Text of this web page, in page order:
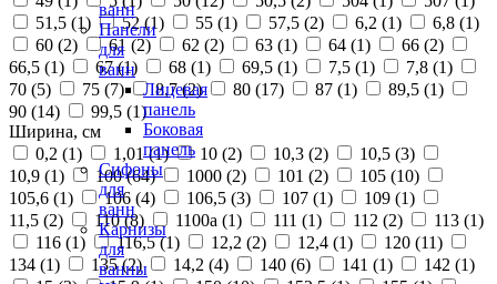
ванн
Панели
для
ванн
Лицевая
панель
Боковая
панель
Сифоны
для
ванн
Карнизы
для
ванны
51,5 (1) 52 (1) 55 (1) 57,5 (2) 6,2 (1) 6,8 (1)
60 (2) 61 (2) 62 (2) 63 (1) 64 (1) 66 (2)
66,5 (1) 67 (1) 68 (1) 69,5 (1) 7,5 (1) 7,8 (1)
70 (5) 75 (7) 8,7 (2) 80 (17) 87 (1) 89,5 (1)
90 (14) 99,5 (1)
Ширина, см
0,2 (1) 1,01 (1) 10 (2) 10,3 (2) 10,5 (3)
10,9 (1) 100 (64) 1000 (2) 101 (2) 105 (10)
105,6 (1) 106 (4) 106,5 (3) 107 (1) 109 (1)
11,5 (2) 110 (8) 1100а (1) 111 (1) 112 (2) 113 (1)
116 (1) 116,5 (1) 12,2 (2) 12,4 (1) 120 (11)
134 (1) 135 (2) 14,2 (4) 140 (6) 141 (1) 142 (1)